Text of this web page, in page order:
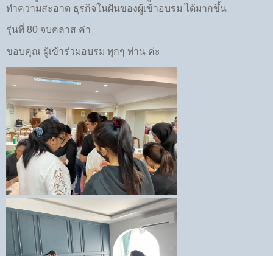
ทำความสะอาด ธุรกิจในฝันของผู้เข้าอบรม ได้มากขึ้น
รุ่นที่ 80 จบคลาส ค่า
ขอบคุณ ผู้เข้าร่วมอบรม ทุกๆ ท่าน ค่ะ